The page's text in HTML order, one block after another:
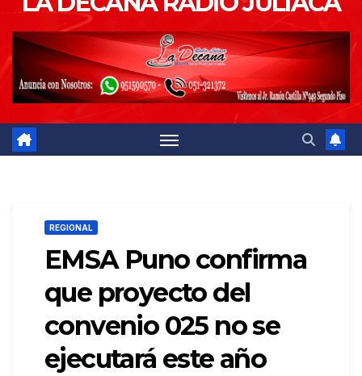
REGIONAL
EMSA Puno confirma
que proyecto del
convenio 025 no se
ejecutará este año